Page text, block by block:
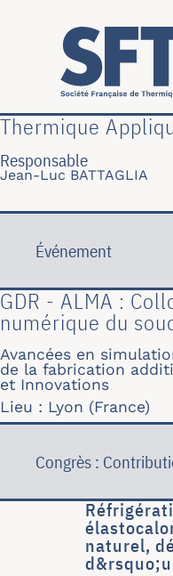
Aller au contenu principal
Thermique
Responsable
Jean-Luc BATTAGLIA
Événement
GDR - ALMA :
numérique du
Avancées en
de la fabrication
et Innovations
Lieu : Lyon (France)
Congrès :
naturel,